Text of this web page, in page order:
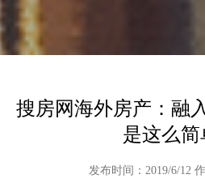
搜房网海外房产：融
是这么简
发布时间：2019/6/12